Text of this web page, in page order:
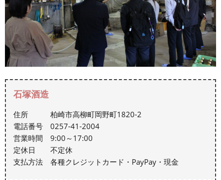
石塚酒造
住所 柏崎市高柳町岡野町1820-2
電話番号 0257-41-2004
営業時間 9:00～17:00
定休日 不定休
支払方法 各種クレジットカード・PayPay・現金